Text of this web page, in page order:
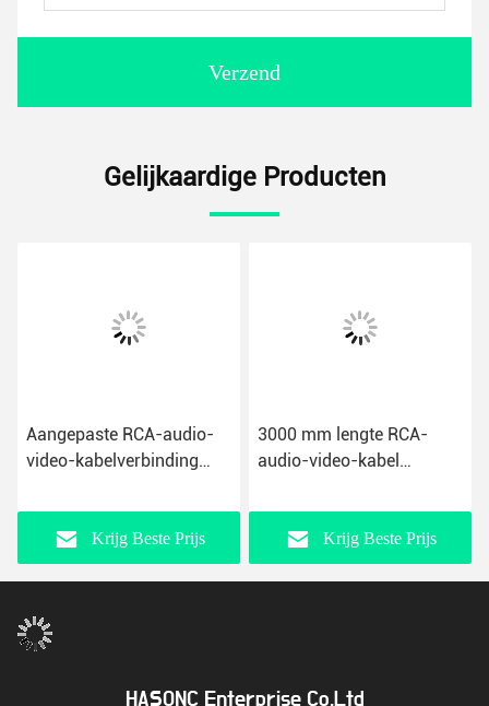
Verzend
Gelijkaardige Producten
Aangepaste RCA-audio-
video-kabelverbinding
PVC-jas
Krijg Beste Prijs
3000 mm lengte RCA-
audio-video-kabel
luidsprekers Computers
TVS
Krijg Beste Prijs
HASONC Enterprise Co.Ltd